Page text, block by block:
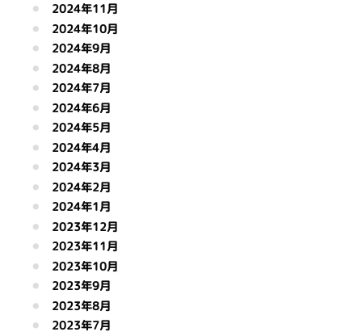
2024年11月
2024年10月
2024年9月
2024年8月
2024年7月
2024年6月
2024年5月
2024年4月
2024年3月
2024年2月
2024年1月
2023年12月
2023年11月
2023年10月
2023年9月
2023年8月
2023年7月